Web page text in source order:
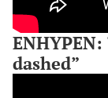
dashed”